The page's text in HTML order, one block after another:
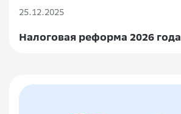
25.12.2025
Налоговая реформа 2026 года